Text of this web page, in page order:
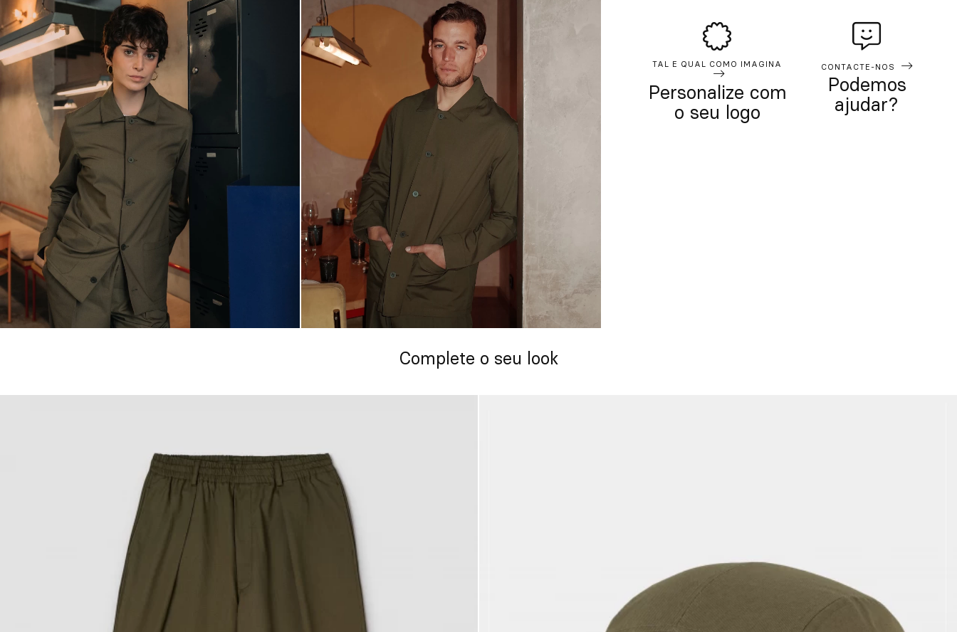
TAL E QUAL COMO IMAGINA
Personalize com
o seu logo
CONTACTE-NOS
Podemos
ajudar?
Complete o seu look